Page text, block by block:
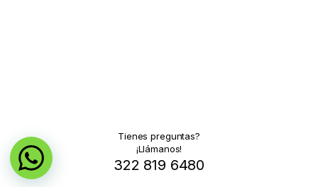
Tienes preguntas?
¡Llámanos!
322 819 6480